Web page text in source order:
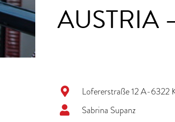
AUSTRIA
Lofererstraße 12 A-6322
Sabrina Supanz